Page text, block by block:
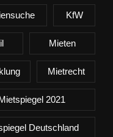
KfW
Mieten
Mietrecht
2021
Deutschland